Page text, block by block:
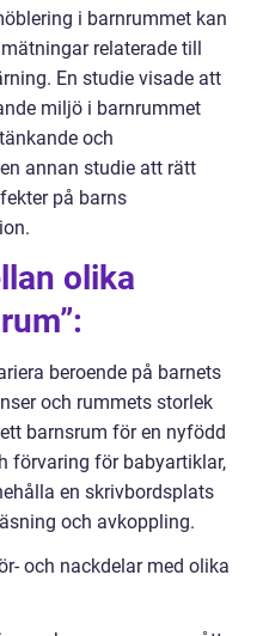
i barnrummet kan
relaterade till
En studie visade att
miljö i barnrummet
och
annan studie att rätt
på barns
olika
beroende på barnets
och rummets storlek
barnsrum för en nyfödd
förvaring för babyartiklar,
en skrivbordsplats
och avkoppling.
och nackdelar med olika